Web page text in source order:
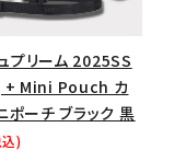
プリーム 2025SS
+ Mini Pouch カ
ポーチ ブラック 黒
)